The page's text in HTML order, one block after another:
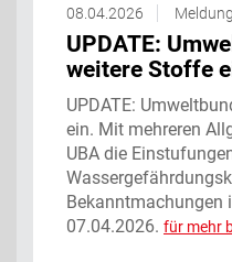
08.04.2026 Meldung
UPDATE:
weitere Stoffe
UPDATE:
ein. Mit mehreren
UBA die
Bekanntmachungen
07.04.2026. für mehr